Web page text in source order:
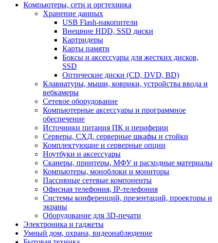
Компьютеры, сети и оргтехника
Хранение данных
USB Flash-накопители
Внешние HDD, SSD диски
Картридеры
Карты памяти
Боксы и аксессуары для жестких дисков,
SSD
Оптические диски (CD, DVD, BD)
Клавиатуры, мыши, коврики, устройства ввода и
вебкамеры
Сетевое оборудование
Компьютерные аксессуары и программное
обеспечение
Источники питания ПК и периферии
Серверы, СХД, серверные шкафы и стойки
Комплектующие и серверные опции
Ноутбуки и аксессуары
Сканеры, принтеры, МФУ и расходные материалы
Компьютеры, моноблоки и мониторы
Пассивные сетевые компоненты
Офисная телефония, IP-телефония
Системы конференций, презентаций, проекторы и
экраны
Оборудование для 3D-печати
Электроника и гаджеты
Умный дом, охрана, видеонаблюдение